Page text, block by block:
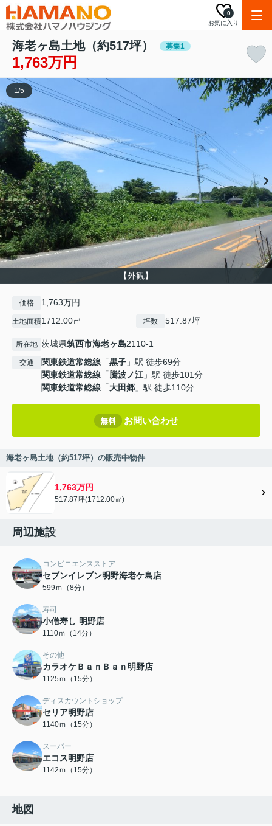
お気に入り
0
海老ヶ島土地（約517坪） 募集1
1,763万円
【外観】
1/5
価格 1,763万円
土地面積1712.00㎡ 坪数 517.87坪
所在地 茨城県筑西市海老ヶ島2110-1
交通 関東鉄道常総線 「黒子 」駅 徒歩69分
関東鉄道常総線 「騰波ノ江」駅 徒歩101分
関東鉄道常総線 「大田郷 」駅 徒歩110分
無料 お問い合わせ
海老ヶ島土地（約517坪）の販売中物件
1,763万円
517.87坪(1712.00㎡)
周辺施設
コンビニエンスストア
セブンイレブン明野海老ケ島店
599ｍ（8分）
寿司
小僧寿し 明野店
1110ｍ（14分）
その他
カラオケＢａｎＢａｎ明野店
1125ｍ（15分）
ディスカウントショップ
セリア明野店
1140ｍ（15分）
スーパー
エコス明野店
1142ｍ（15分）
地図